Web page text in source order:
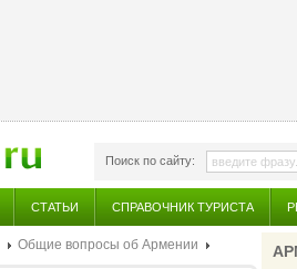
Поиск по сайту:
СТАТЬИ СПРАВОЧНИК ТУРИСТА
Общие вопросы об Армении